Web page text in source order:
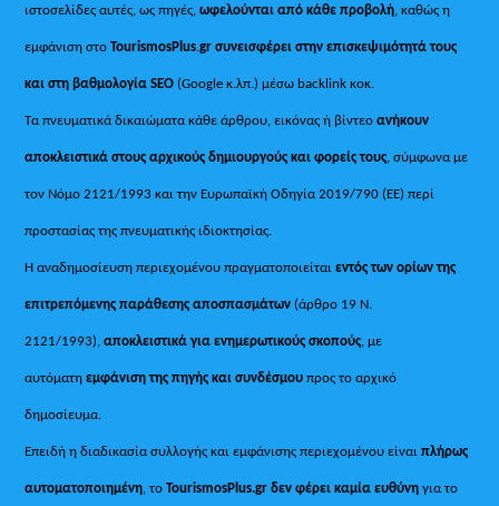
ιστοσελίδες αυτές, ως πηγές,ωφελούνται από κάθε προβολή, καθώς η
εμφάνιση στοTourismosPlus.gr συνεισφέρει στην επισκεψιμότητά τους
και στη βαθμολογία SEO (Google κ.λπ.) μέσω backlink κοκ.
Τα πνευματικά δικαιώματα κάθε άρθρου, εικόνας ή βίντεοανήκουν
αποκλειστικά στους αρχικούς δημιουργούς και φορείς τους, σύμφωνα με
τον Νόμο 2121/1993 και την Ευρωπαϊκή Οδηγία 2019/790 (ΕΕ) περί
προστασίας της πνευματικής ιδιοκτησίας.
Η αναδημοσίευση περιεχομένου πραγματοποιείταιεντός των ορίων της
επιτρεπόμενης παράθεσης αποσπασμάτων (άρθρο 19 Ν.
2121/1993), αποκλειστικά για ενημερωτικούς σκοπούς, με
αυτόματηεμφάνιση της πηγής και συνδέσμου προς το αρχικό
δημοσίευμα.
Επειδή η διαδικασία συλλογής και εμφάνισης περιεχομένου είναιπλήρως
αυτοματοποιημένη, τοTourismosPlus.gr δεν φέρει καμία ευθύνη για το